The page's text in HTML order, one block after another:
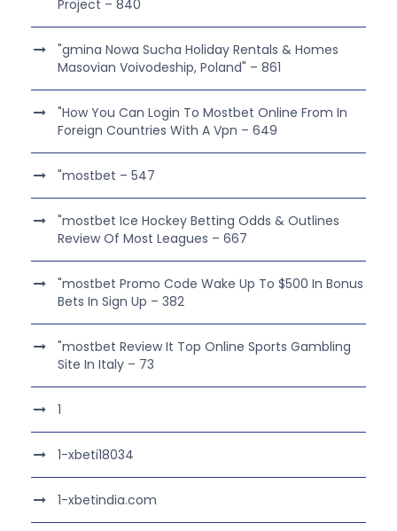
Project – 840
"gmina Nowa Sucha Holiday Rentals & Homes
Masovian Voivodeship, Poland" – 861
"How You Can Login To Mostbet Online From In
Foreign Countries With A Vpn – 649
"mostbet – 547
"mostbet Ice Hockey Betting Odds & Outlines
Review Of Most Leagues – 667
"mostbet Promo Code Wake Up To $500 In Bonus
Bets In Sign Up – 382
"mostbet Review It Top Online Sports Gambling
Site In Italy – 73
1
1-xbeti18034
1-xbetindia.com